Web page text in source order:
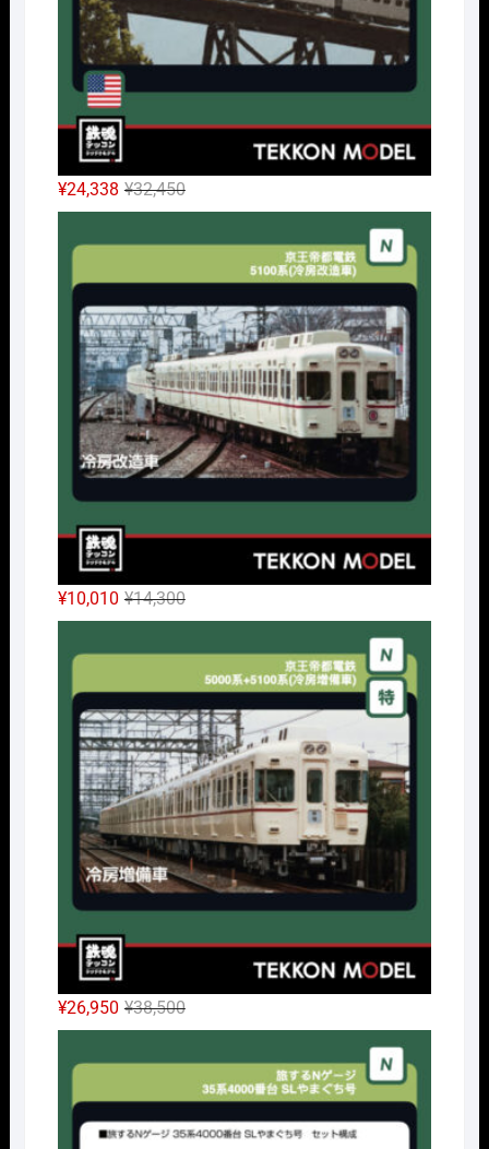
¥32,450元
の
価
¥32,450
で
し
た。
¥24,338
現
在
の
は
¥24,338
で
す。
¥14,300元
の
価
¥14,300
で
し
た。
¥10,010
現
在
の
は
¥10,010
で
す。
¥38,500元
の
価
¥38,500
¥26,950
現
在
の
は